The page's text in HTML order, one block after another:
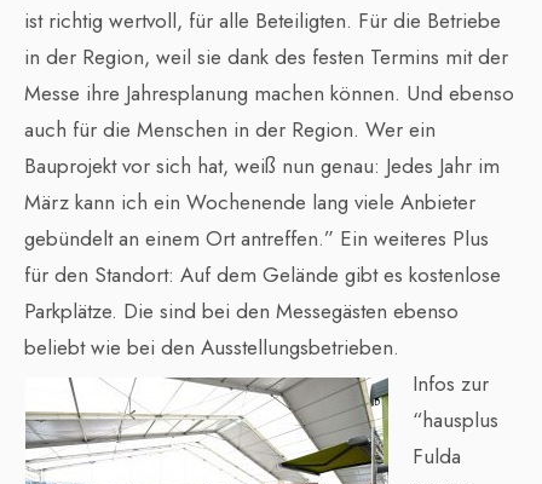
ist richtig wertvoll, für alle Beteiligten. Für die Betriebe
in der Region, weil sie dank des festen Termins mit der
Messe ihre Jahresplanung machen können. Und ebenso
auch für die Menschen in der Region. Wer ein
Bauprojekt vor sich hat, weiß nun genau: Jedes Jahr im
März kann ich ein Wochenende lang viele Anbieter
gebündelt an einem Ort antreffen.” Ein weiteres Plus
für den Standort: Auf dem Gelände gibt es kostenlose
Parkplätze. Die sind bei den Messegästen ebenso
beliebt wie bei den Ausstellungsbetrieben.
Infos zur
“hausplus
Fulda